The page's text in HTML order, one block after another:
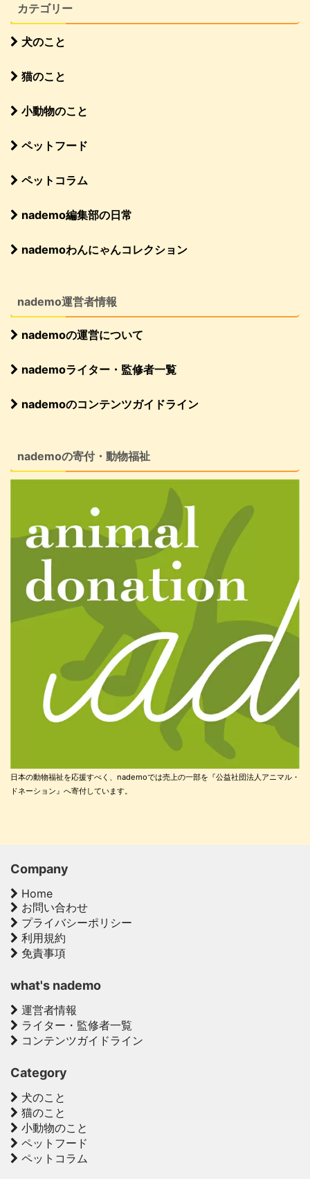
カテゴリー
犬のこと
猫のこと
小動物のこと
ペットフード
ペットコラム
nademo編集部の日常
nademoわんにゃんコレクション
nademo運営者情報
nademoの運営について
nademoライター・監修者一覧
nademoのコンテンツガイドライン
nademoの寄付・動物福祉
日本の動物福祉を応援すべく、nademoでは売上の一部を『公益社団法人アニマル・
ドネーション』へ寄付しています。
Company
Home
お問い合わせ
プライバシーポリシー
利用規約
免責事項
what's nademo
運営者情報
ライター・監修者一覧
コンテンツガイドライン
Category
犬のこと
猫のこと
小動物のこと
ペットフード
ペットコラム